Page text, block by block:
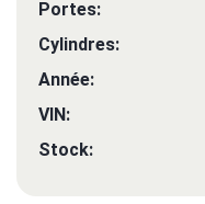
Portes:
Cylindres:
Année:
VIN:
Stock: